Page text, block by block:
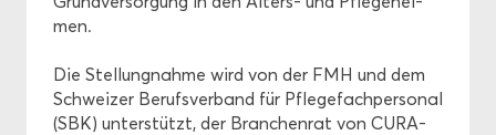
men.
Die Stel­lung­nah­me wird von der FMH und dem
Schwei­zer Be­rufs­ver­band für Pfle­ge­fach­per­so­nal
(SBK) un­ter­stützt, der Bran­chen­rat von CU­RA­